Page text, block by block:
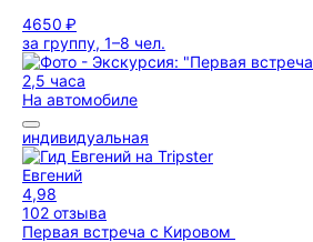
4650 ₽
за группу, 1–8 чел.
2,5 часа
На автомобиле
индивидуальная
Евгений
4,98
102 отзыва
Первая встреча с Кировом